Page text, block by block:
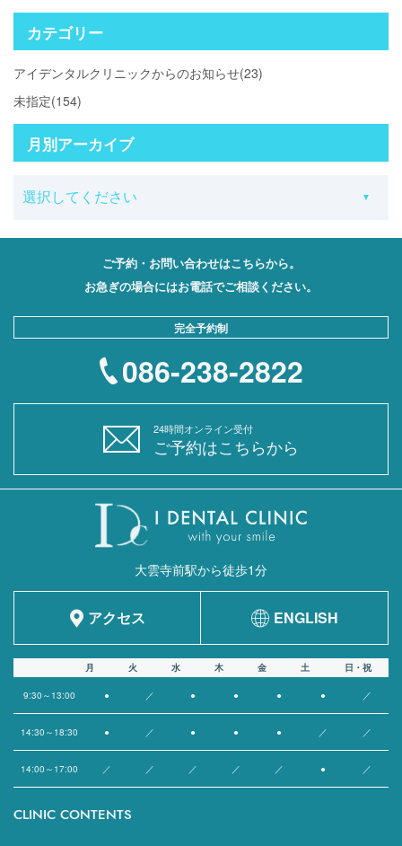
カテゴリー
アイデンタルクリニックからのお知らせ(23)
未指定(154)
月別アーカイブ
ご予約・お問い合わせはこちらから。
お急ぎの場合にはお電話でご相談ください。
完全予約制
086-238-2822
24時間オンライン受付
ご予約はこちらから
大雲寺前駅から徒歩1分
アクセス ENGLISH
月 火 水 木 金 土 日・祝
9:30～13:00 ● ／ ● ● ● ● ／
14:30～18:30 ● ／ ● ● ● ／ ／
14:00～17:00 ／ ／ ／ ／ ／ ● ／
CLINIC CONTENTS